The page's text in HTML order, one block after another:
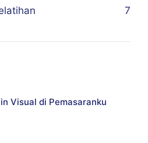
7
Visual di Pemasaranku